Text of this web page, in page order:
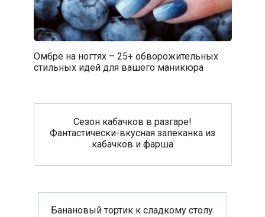
Омбре на ногтях – 25+ обворожительных
стильных идей для вашего маникюра
Сезон кабачков в разгаре!
Фантастически-вкусная запеканка из
кабачков и фарша
Банановый тортик к сладкому столу.